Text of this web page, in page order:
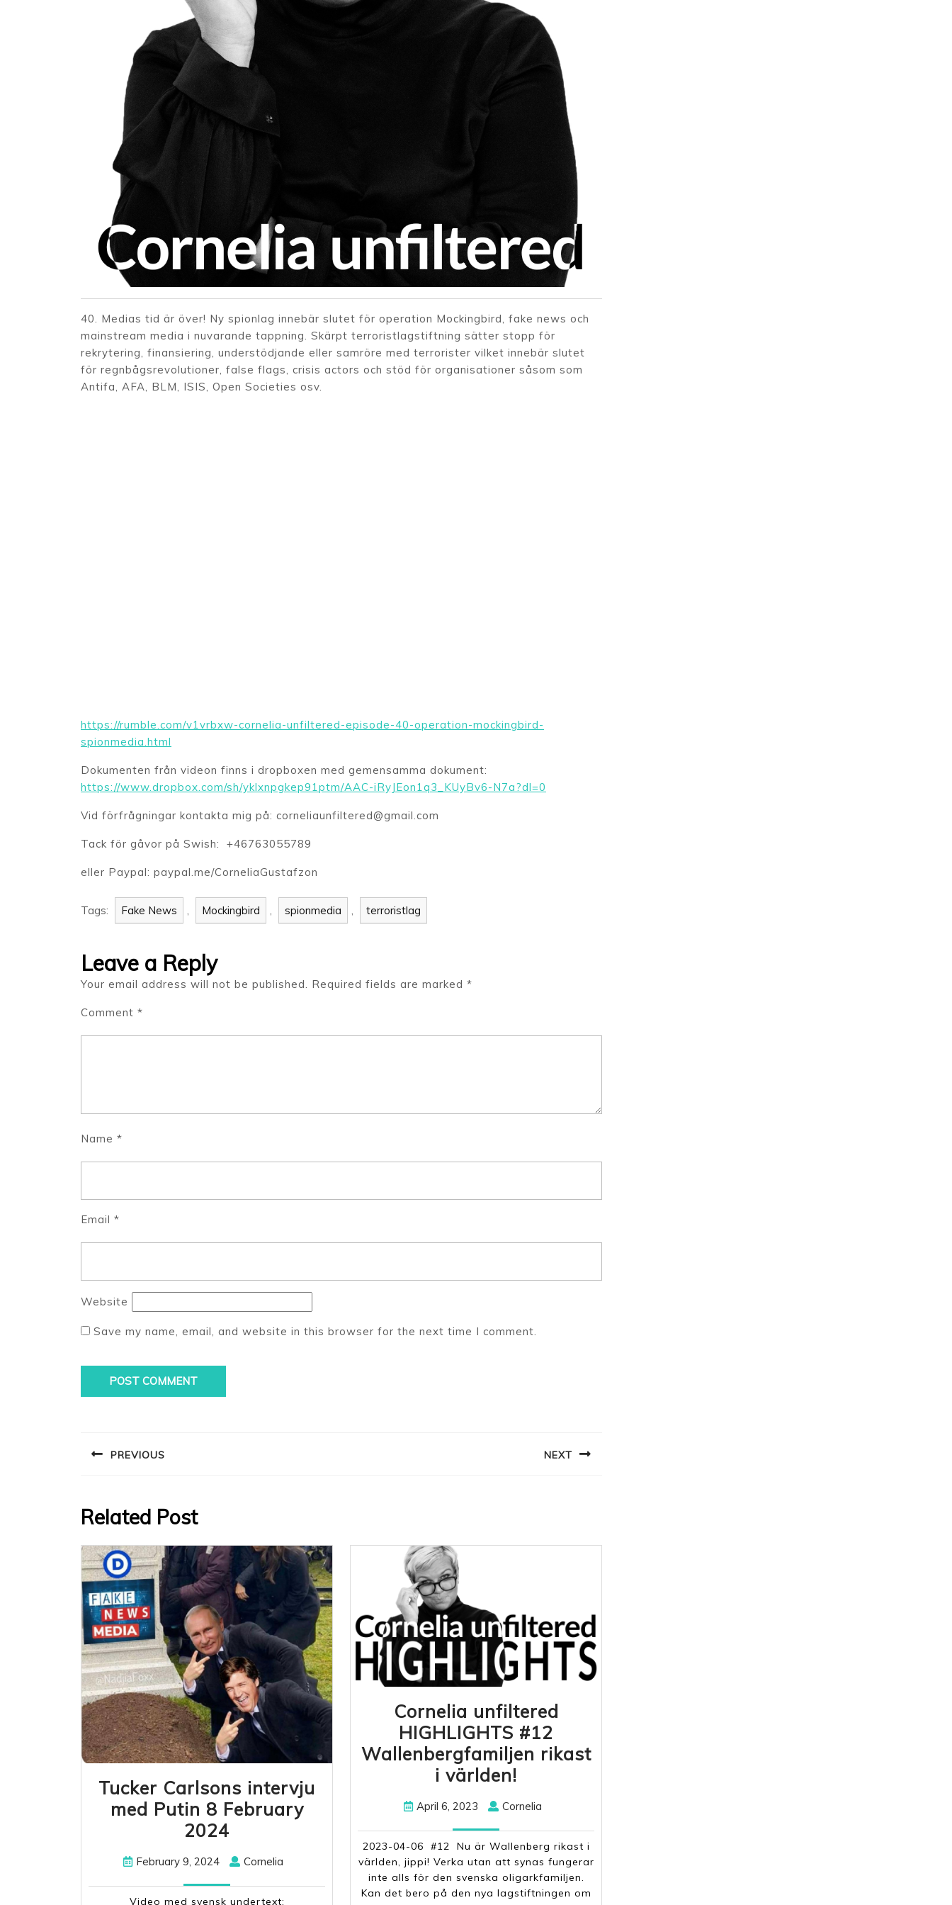
40. Medias tid är över! Ny spionlag innebär slutet för operation Mockingbird, fake news och
mainstream media i nuvarande tappning. Skärpt terroristlagstiftning sätter stopp för
rekrytering, finansiering, understödjande eller samröre med terrorister vilket innebär slutet
för regnbågsrevolutioner, false flags, crisis actors och stöd för organisationer såsom som
Antifa, AFA, BLM, ISIS, Open Societies osv.
https://rumble.com/v1vrbxw-cornelia-unfiltered-episode-40-operation-mockingbird-
spionmedia.html
Dokumenten från videon finns i dropboxen med gemensamma dokument:
https://www.dropbox.com/sh/yklxnpgkep91ptm/AAC-iRyJEon1q3_KUyBv6-N7a?dl=0
Vid förfrågningar kontakta mig på: corneliaunfiltered@gmail.com
Tack för gåvor på Swish: +46763055789
eller Paypal: paypal.me/CorneliaGustafzon
Tags: Fake News Mockingbird spionmedia terroristlag
Leave a Reply
Your email address will not be published. Required fields are marked *
Comment *
Name *
Email *
Website
Save my name, email, and website in this browser for the next time I comment.
navigation
PREVIOUS NEXT
Related Post
Tucker Carlsons intervju
med Putin 8 February
2024
Carlsons
intervju
med
February 9, 2024FebruaryCornelia
Video med svensk undertext:
Cornelia unfiltered
HIGHLIGHTS #12
Wallenbergfamiljen rikast
i världen!
HIGHLIGHTS
#12
Wallenbergfamiljen
rikast
April 6, 2023April CorneliaCornelia
2023-04-06 #12 Nu är Wallenberg rikast i
världen, jippi! Verka utan att synas fungerar
inte alls för den svenska oligarkfamiljen.
Kan det bero på den nya lagstiftningen om